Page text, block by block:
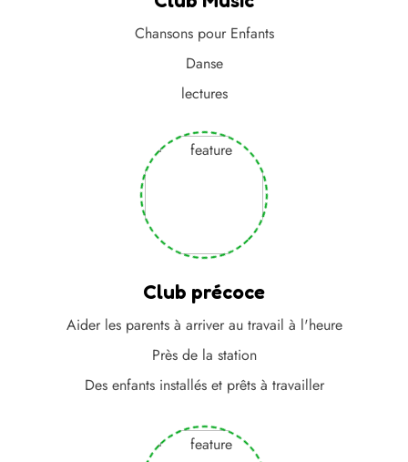
Club précoce
Aider les parents à arriver au travail à l'heure
Près de la station
Des enfants installés et prêts à travailler
Chansons pour Enfants
Danse
lectures